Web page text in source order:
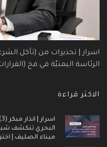
اسرار | تحذيرات من (تآكل
الرئاسة اليمنيّة في فخ
الاكثر قراءة
البحري تنكشف
ميناء الصليف |